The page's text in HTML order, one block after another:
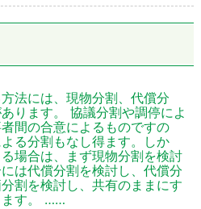
法には、現物分割、代償分
ります。 協議分割や調停によ
間の合意によるものですの
る分割もなし得ます。しか
場合は、まず現物分割を検討
は代償分割を検討し、代償分
割を検討し、共有のままにす
ます。 ……